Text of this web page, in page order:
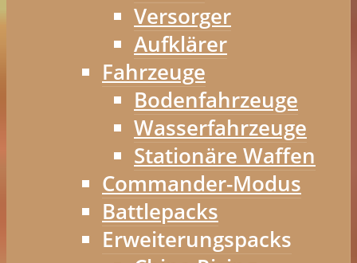
Versorger
Aufklärer
Fahrzeuge
Bodenfahrzeuge
Wasserfahrzeuge
Stationäre Waffen
Commander-Modus
Battlepacks
Erweiterungspacks